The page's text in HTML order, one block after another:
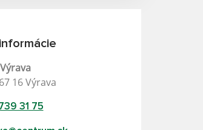
16 Výrava
31 75